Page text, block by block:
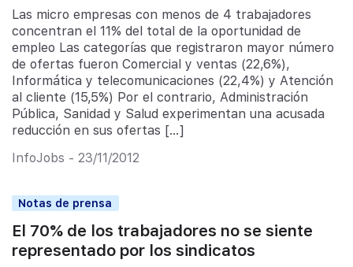
Las micro empresas con menos de 4 trabajadores
concentran el 11% del total de la oportunidad de
empleo Las categorías que registraron mayor número
de ofertas fueron Comercial y ventas (22,6%),
Informática y telecomunicaciones (22,4%) y Atención
al cliente (15,5%) Por el contrario, Administración
Pública, Sanidad y Salud experimentan una acusada
reducción en sus ofertas […]
InfoJobs - 23/11/2012
Notas de prensa
El 70% de los trabajadores no se siente
representado por los sindicatos